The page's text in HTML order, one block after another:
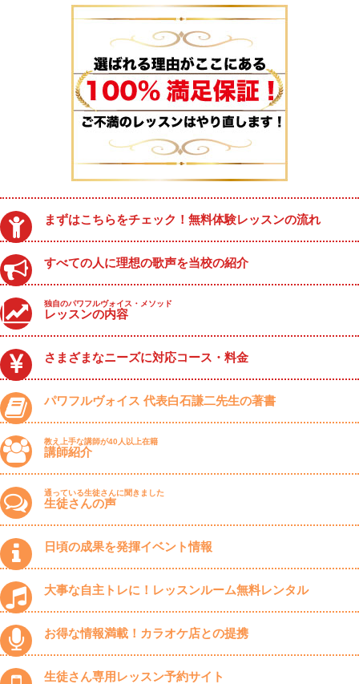
まずはこちらをチェック！無料体験レッスンの流れ
すべての人に理想の歌声を当校の紹介
独自のパワフルヴォイス・メソッド
レッスンの内容
さまざまなニーズに対応コース・料金
パワフルヴォイス 代表白石謙二先生の著書
教え上手な講師が40人以上在籍
講師紹介
通っている生徒さんに聞きました
生徒さんの声
日頃の成果を発揮イベント情報
大事な自主トレに！レッスンルーム無料レンタル
お得な情報満載！カラオケ店との提携
生徒さん専用レッスン予約サイト